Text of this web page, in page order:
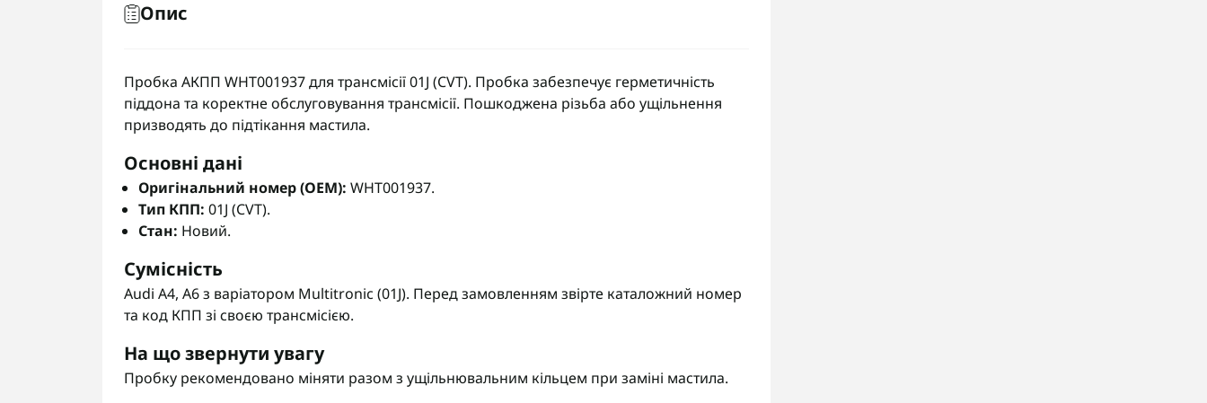
Опис
Пробка АКПП WHT001937 для трансмісії 01J (CVT). Пробка забезпечує герметичність
піддона та коректне обслуговування трансмісії. Пошкоджена різьба або ущільнення
призводять до підтікання мастила.
Основні дані
Оригінальний номер (OEM): WHT001937.
Тип КПП: 01J (CVT).
Стан: Новий.
Сумісність
Audi A4, A6 з варіатором Multitronic (01J). Перед замовленням звірте каталожний номер
та код КПП зі своєю трансмісією.
На що звернути увагу
Пробку рекомендовано міняти разом з ущільнювальним кільцем при заміні мастила.